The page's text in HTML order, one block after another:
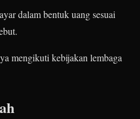
dalam bentuk uang sesuai
mengikuti kebijakan lembaga